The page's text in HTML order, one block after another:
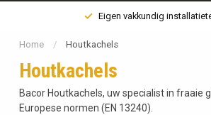
Eigen vakkundig
Home / Houtkachels
Houtkachels
Bacor Houtkachels, uw specialist in fraaie
Europese normen (EN 13240).